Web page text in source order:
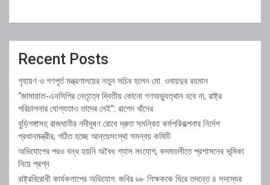
Recent Posts
গৃহায়ণ ও গণপূর্ত মন্ত্রণালয়ের নতুন সচিব হলেন মো. ওবায়দুর রহমান
“জামায়াত-এনসিপির নেতৃত্বে দ্বিতীয় কোনো গণঅভ্যুত্থান হবে না, রাষ্ট্র
পরিচালনার যোগ্যতাও তাদের নেই”: রাশেদ খাঁনের
বুড়িগঙ্গাসহ রাজধানীর নদীদূষণ রোধে দ্রুত সমন্বিত কর্মপরিকল্পনার নির্দেশ
প্রধানমন্ত্রীর, গঠিত হচ্ছে আন্তঃসংস্থা সমন্বয় কমিটি
অভিযোগের পরও বন্ধ হয়নি অবৈধ গ্যাস সংযোগ, কদমতলীতে প্রশাসনের ভূমিকা
নিয়ে প্রশ্ন
রাষ্ট্রবিরোধী কার্যকলাপের অভিযোগ: জবির ৬৮ শিক্ষককে ঘিরে তদন্তে ৪ সদস্যের